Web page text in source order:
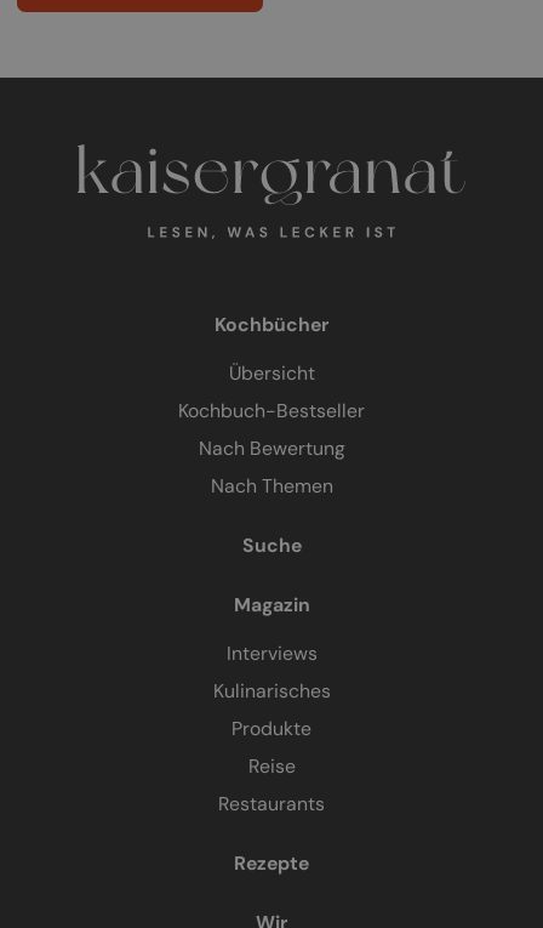
Kochbücher
Übersicht
Kochbuch-Bestseller
Nach Bewertung
Nach Themen
Suche
Magazin
Interviews
Kulinarisches
Produkte
Reise
Restaurants
Rezepte
Wir